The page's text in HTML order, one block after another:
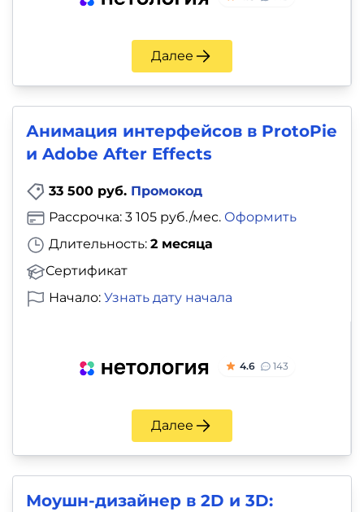
Далее
Анимация интерфейсов в ProtoPie
и Adobe After Effects
33 500 руб. Промокод
Длительность: 2 месяца
Сертификат
Рассрочка: 3 105 руб./мес. Оформить
Начало: Узнать дату начала
4.6 143
Далее
Моушн-дизайнер в 2D и 3D: